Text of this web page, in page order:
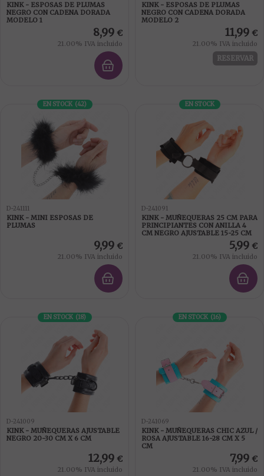
KINK - ESPOSAS DE PLUMAS
NEGRO CON CADENA DORADA
MODELO 1
8,99 €
21.00% IVA incluido
KINK - ESPOSAS DE PLUMAS
NEGRO CON CADENA DORADA
MODELO 2
11,99 €
21.00% IVA incluido
RESERVAR
EN STOCK (42)
D-241111
KINK - MINI ESPOSAS DE
PLUMAS
9,99 €
21.00% IVA incluido
EN STOCK
D-241091
KINK - MUÑEQUERAS 25 CM PARA
PRINCIPIANTES CON ANILLA 4
CM NEGRO AJUSTABLE 15-25 CM
5,99 €
21.00% IVA incluido
EN STOCK (18)
D-241009
KINK - MUÑEQUERAS AJUSTABLE
NEGRO 20-30 CM X 6 CM
12,99 €
21.00% IVA incluido
EN STOCK (16)
D-241069
KINK - MUÑEQUERAS CHIC AZUL /
ROSA AJUSTABLE 16-28 CM X 5
CM
7,99 €
21.00% IVA incluido